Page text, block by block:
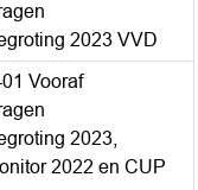
2023 VVD
Vooraf
2023,
2022 en CUP